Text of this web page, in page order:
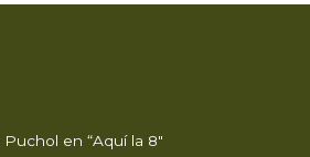
en “Aquí la 8″